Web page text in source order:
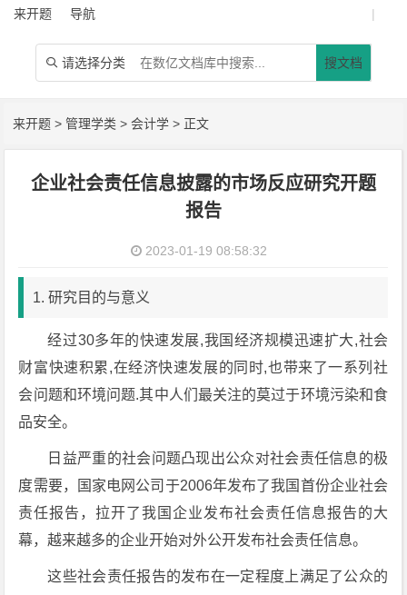
来开题 导航 |
 请选择分类 搜文档
来开题 >管理学类 >会计学 > 正文
企业社会责任信息披露的市场反应研究开题
报告
2023-01-19 08:58:32
1. 研究目的与意义
经过30多年的快速发展,我国经济规模迅速扩大,社会
财富快速积累,在经济快速发展的同时,也带来了一系列社
会问题和环境问题.其中人们最关注的莫过于环境污染和食
品安全。
日益严重的社会问题凸现出公众对社会责任信息的极
度需要，国家电网公司于2006年发布了我国首份企业社会
责任报告，拉开了我国企业发布社会责任信息报告的大
幕，越来越多的企业开始对外公开发布社会责任信息。
这些社会责任报告的发布在一定程度上满足了公众的